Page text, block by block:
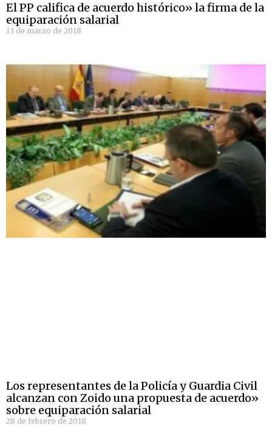
El PP califica de acuerdo histórico» la firma de la
equiparación salarial
13 de marzo de 2018
Los representantes de la Policía y Guardia Civil
alcanzan con Zoido una propuesta de acuerdo»
sobre equiparación salarial
28 de febrero de 2018